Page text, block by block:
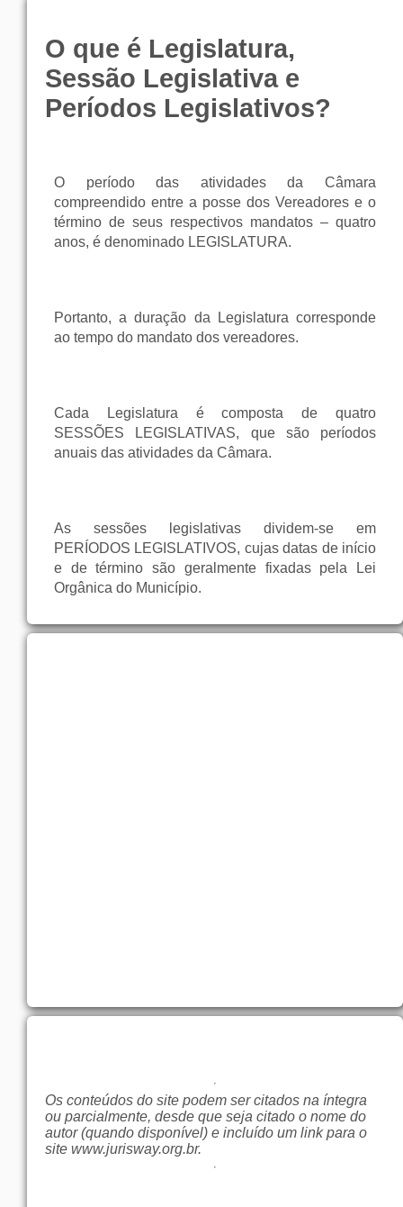
O que é Legislatura,
Sessão Legislativa e
Períodos Legislativos?
O período das atividades da Câmara
compreendido entre a posse dos Vereadores e o
término de seus respectivos mandatos – quatro
anos, é denominado LEGISLATURA.
Portanto, a duração da Legislatura corresponde
ao tempo do mandato dos vereadores.
Cada Legislatura é composta de quatro
SESSÕES LEGISLATIVAS, que são períodos
anuais das atividades da Câmara.
As sessões legislativas dividem-se em
PERÍODOS LEGISLATIVOS, cujas datas de início
e de término são geralmente fixadas pela Lei
Orgânica do Município.
Os conteúdos do site podem ser citados na íntegra
ou parcialmente, desde que seja citado o nome do
autor (quando disponível) e incluído um link para o
site www.jurisway.org.br.